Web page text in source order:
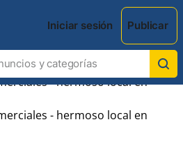
Iniciar sesión Publicar